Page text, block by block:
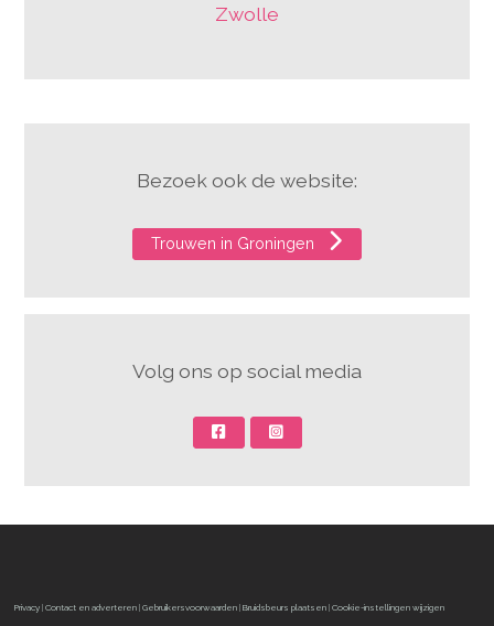
Zwolle
Bezoek ook de website:
Trouwen in Groningen
Volg ons op social media
Privacy |Contact en adverteren |Gebruikersvoorwaarden |Bruidsbeurs plaatsen |Cookie-instellingen wijzigen